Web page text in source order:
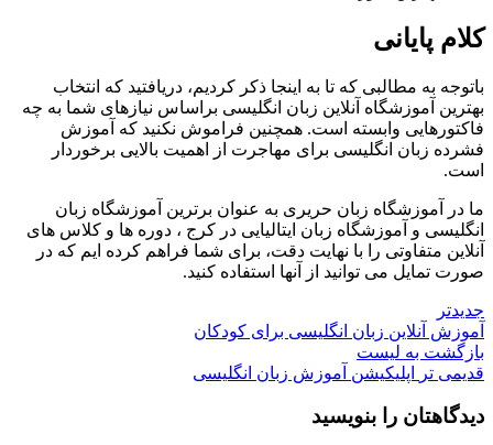
کلام پایانی
باتوجه به مطالبی که تا به اینجا ذکر کردیم، دریافتید که انتخاب
بهترین آموزشگاه آنلاین زبان انگلیسی براساس نیازهای شما به چه
فاکتورهایی وابسته است. همچنین فراموش نکنید که آموزش
فشرده زبان انگلیسی برای مهاجرت از اهمیت بالایی برخوردار
است.
ما در آموزشگاه زبان حریری به عنوان برترین آموزشگاه زبان
انگلیسی و آموزشگاه زبان ایتالیایی در کرج ، دوره ها و کلاس های
آنلاین متفاوتی را با نهایت دقت، برای شما فراهم کرده ایم که در
صورت تمایل می توانید از آنها استفاده کنید.
جدیدتر
آموزش آنلاین زبان انگلیسی برای کودکان
بازگشت به لیست
قدیمی تر
اپلیکیشن آموزش زبان انگلیسی
دیدگاهتان را بنویسید